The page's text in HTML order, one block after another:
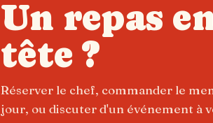
Un repas
tête ?
Réserver le chef, commander le
jour, ou discuter d'un événement à